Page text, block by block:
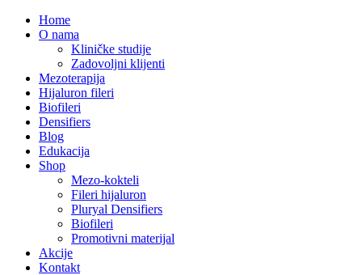
Home
O nama
Kliničke studije
Zadovoljni klijenti
Mezoterapija
Hijaluron fileri
Biofileri
Densifiers
Blog
Edukacija
Shop
Mezo-kokteli
Fileri hijaluron
Pluryal Densifiers
Biofileri
Promotivni materijal
Akcije
Kontakt